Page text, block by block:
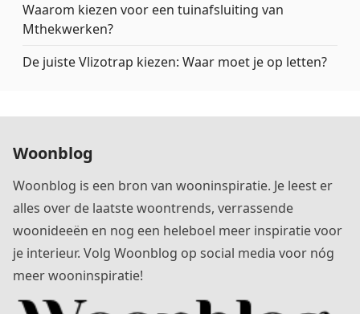
Waarom kiezen voor een tuinafsluiting van
Mthekwerken?
De juiste Vlizotrap kiezen: Waar moet je op letten?
Woonblog
Woonblog is een bron van wooninspiratie. Je leest er
alles over de laatste woontrends, verrassende
woonideeën en nog een heleboel meer inspiratie voor
je interieur. Volg Woonblog op social media voor nóg
meer wooninspiratie!